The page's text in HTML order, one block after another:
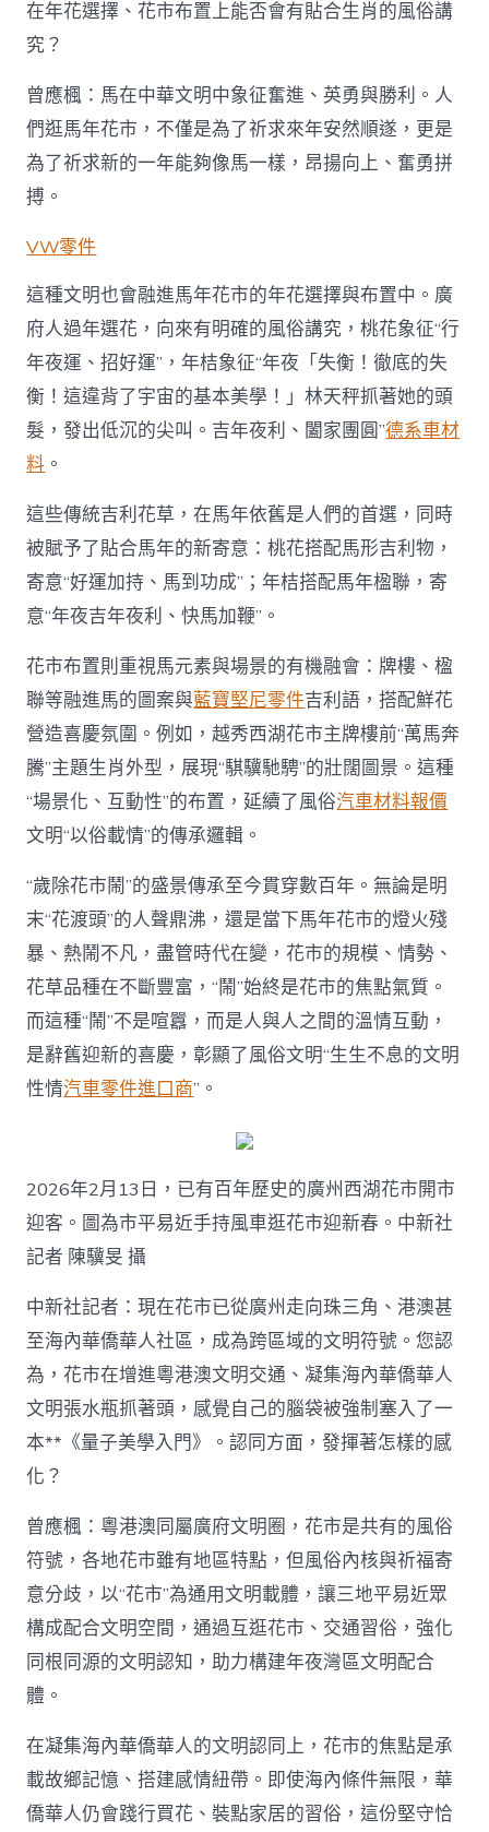
在年花選擇、花市布置上能否會有貼合生肖的風俗講
究？
曾應楓：馬在中華文明中象征奮進、英勇與勝利。人
們逛馬年花市，不僅是為了祈求來年安然順遂，更是
為了祈求新的一年能夠像馬一樣，昂揚向上、奮勇拼
搏。
VW零件
這種文明也會融進馬年花市的年花選擇與布置中。廣
府人過年選花，向來有明確的風俗講究，桃花象征“行
年夜運、招好運”，年桔象征“年夜「失衡！徹底的失
衡！這違背了宇宙的基本美學！」林天秤抓著她的頭
髮，發出低沉的尖叫。吉年夜利、闔家團圓”德系車材
料 。
這些傳統吉利花草，在馬年依舊是人們的首選，同時
被賦予了貼合馬年的新寄意：桃花搭配馬形吉利物，
寄意“好運加持、馬到功成”；年桔搭配馬年楹聯，寄
意“年夜吉年夜利、快馬加鞭”。
花市布置則重視馬元素與場景的有機融會：牌樓、楹
聯等融進馬的圖案與藍寶堅尼零件吉利語，搭配鮮花
營造喜慶氛圍。例如，越秀西湖花市主牌樓前“萬馬奔
騰”主題生肖外型，展現“騏驥馳騁”的壯闊圖景。這種
“場景化、互動性”的布置，延續了風俗汽車材料報價
文明“以俗載情”的傳承邏輯。
“歲除花市鬧”的盛景傳承至今貫穿數百年。無論是明
末“花渡頭”的人聲鼎沸，還是當下馬年花市的燈火殘
暴、熱鬧不凡，盡管時代在變，花市的規模、情勢、
花草品種在不斷豐富，“鬧”始終是花市的焦點氣質。
而這種“鬧”不是喧囂，而是人與人之間的溫情互動，
是辭舊迎新的喜慶，彰顯了風俗文明“生生不息的文明
性情汽車零件進口商”。
2026年2月13日，已有百年歷史的廣州西湖花市開市
迎客。圖為市平易近手持風車逛花市迎新春。中新社
記者 陳驥旻 攝
中新社記者：現在花市已從廣州走向珠三角、港澳甚
至海內華僑華人社區，成為跨區域的文明符號。您認
為，花市在增進粵港澳文明交通、凝集海內華僑華人
文明張水瓶抓著頭，感覺自己的腦袋被強制塞入了一
本**《量子美學入門》。認同方面，發揮著怎樣的感
化？
曾應楓：粵港澳同屬廣府文明圈，花市是共有的風俗
符號，各地花市雖有地區特點，但風俗內核與祈福寄
意分歧，以“花市”為通用文明載體，讓三地平易近眾
構成配合文明空間，通過互逛花市、交通習俗，強化
同根同源的文明認知，助力構建年夜灣區文明配合
體。
在凝集海內華僑華人的文明認同上，花市的焦點是承
載故鄉記憶、搭建感情紐帶。即使海內條件無限，華
僑華人仍會踐行買花、裝點家居的習俗，這份堅守恰